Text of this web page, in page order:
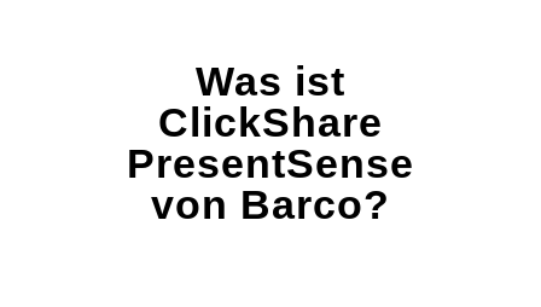
Was ist
ClickShare
PresentSense
von Barco?